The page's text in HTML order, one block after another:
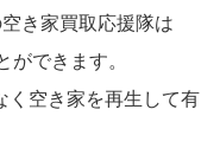
き家買取応援隊は
できます。
く空き家を再生して有